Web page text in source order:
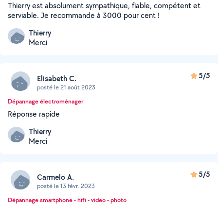
Thierry est absolument sympathique, fiable, compétent et
serviable. Je recommande à 3000 pour cent !
Thierry
Merci
Elisabeth C.
posté le 21 août 2023
5/5
Dépannage électroménager
Réponse rapide
Thierry
Merci
Carmelo A.
posté le 13 févr. 2023
5/5
Dépannage smartphone - hifi - video - photo